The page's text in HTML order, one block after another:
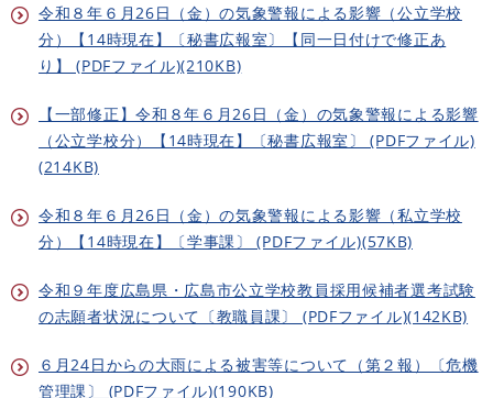
令和８年６月26日（金）の気象警報による影響（公立学校
分）【14時現在】〔秘書広報室〕【同一日付けで修正あ
り】 (PDFファイル)(210KB)
【一部修正】令和８年６月26日（金）の気象警報による影響
（公立学校分）【14時現在】〔秘書広報室〕 (PDFファイル)
(214KB)
令和８年６月26日（金）の気象警報による影響（私立学校
分）【14時現在】〔学事課〕 (PDFファイル)(57KB)
令和９年度広島県・広島市公立学校教員採用候補者選考試験
の志願者状況について〔教職員課〕 (PDFファイル)(142KB)
６月24日からの大雨による被害等について（第２報）〔危機
管理課〕 (PDFファイル)(190KB)